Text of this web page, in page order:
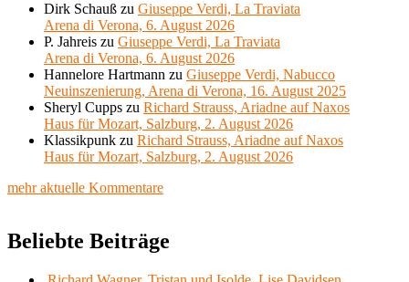
Dirk Schauß zu Giuseppe Verdi, La Traviata
Arena di Verona, 6. August 2026
P. Jahreis zu Giuseppe Verdi, La Traviata
Arena di Verona, 6. August 2026
Hannelore Hartmann zu Giuseppe Verdi, Nabucco
Neuinszenierung, Arena di Verona, 16. August 2025
Sheryl Cupps zu Richard Strauss, Ariadne auf Naxos
Haus für Mozart, Salzburg, 2. August 2026
Klassikpunk zu Richard Strauss, Ariadne auf Naxos
Haus für Mozart, Salzburg, 2. August 2026
mehr aktuelle Kommentare
Beliebte Beiträge